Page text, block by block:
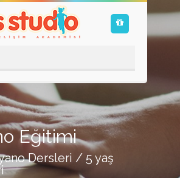
Eğitimi
Dersleri / 5 yaş